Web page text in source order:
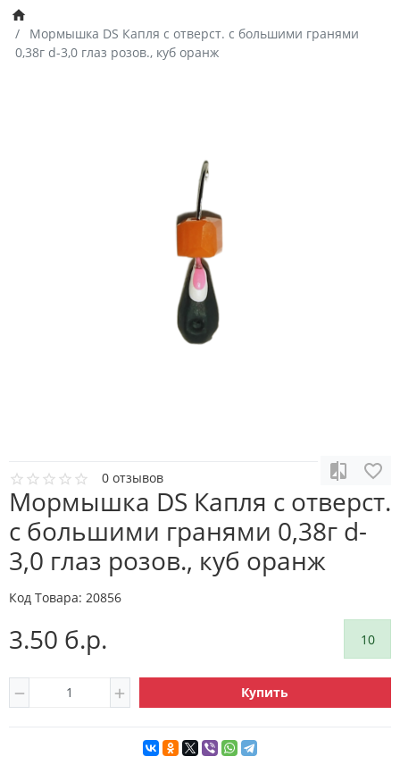
Мормышка DS Капля с отверст. с большими гранями
0,38г d-3,0 глаз розов., куб оранж
0 отзывов
Мормышка DS Капля с отверст.
с большими гранями 0,38г d-
3,0 глаз розов., куб оранж
Код Товара: 20856
3.50 б.р. 10
Купить